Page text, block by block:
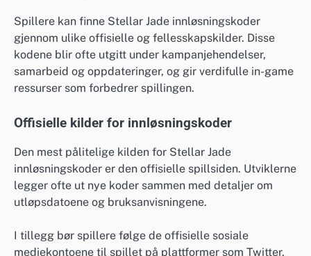
Spillere kan finne Stellar Jade innløsningskoder
gjennom ulike offisielle og fellesskapskilder. Disse
kodene blir ofte utgitt under kampanjehendelser,
samarbeid og oppdateringer, og gir verdifulle in-game
ressurser som forbedrer spillingen.
Offisielle kilder for innløsningskoder
Den mest pålitelige kilden for Stellar Jade
innløsningskoder er den offisielle spillsiden. Utviklerne
legger ofte ut nye koder sammen med detaljer om
utløpsdatoene og bruksanvisningene.
I tillegg bør spillere følge de offisielle sosiale
mediekontoene til spillet på plattformer som Twitter,